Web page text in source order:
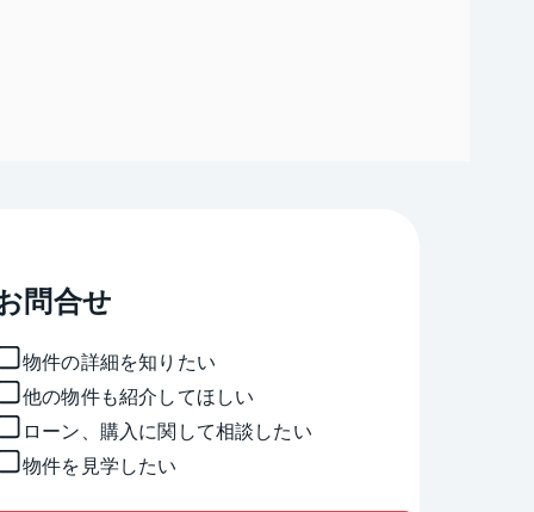
問合せ
物件の詳細を知りたい
他の物件も紹介してほしい
ローン、購入に関して相談したい
物件を見学したい